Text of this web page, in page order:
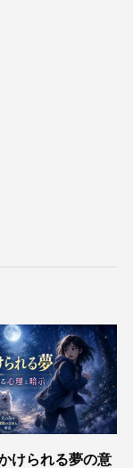
けられる夢の意